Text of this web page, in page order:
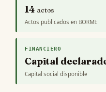
14 actos
Actos publicados en BORME
FINANCIERO
Capital
Capital social disponible